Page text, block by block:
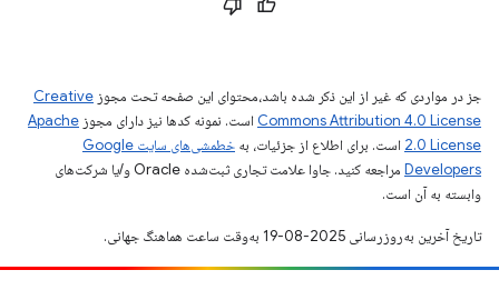
جز در مواردی که غیر از این ذکر شده باشد،‌محتوای این صفحه تحت مجوز Creative
Commons Attribution 4.0 License است. نمونه کدها نیز دارای مجوز Apache
2.0 License است. برای اطلاع از جزئیات، به
خطمشی‌های سایت Google
Developers‏
مراجعه کنید. جاوا علامت تجاری ثبت‌شده Oracle و/یا شرکت‌های
وابسته به آن است.
تاریخ آخرین به‌روزرسانی 2025-08-19 به‌وقت ساعت هماهنگ جهانی.